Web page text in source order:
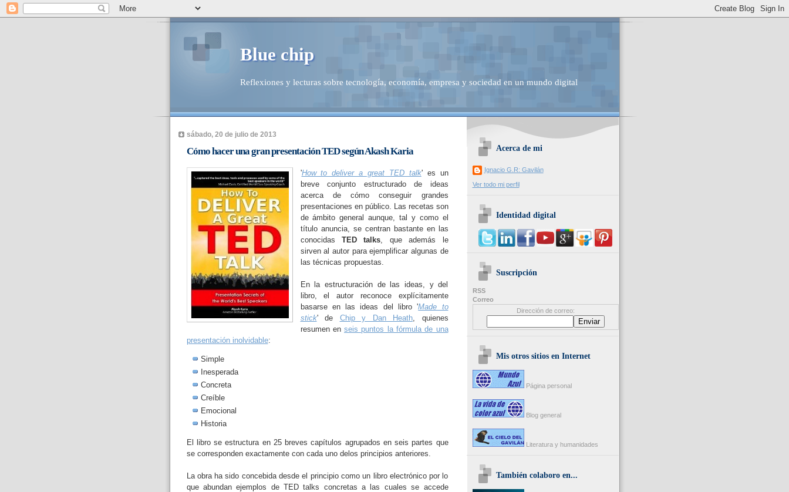
Blue chip
Reflexiones y lecturas sobre tecnología, economía, empresa y sociedad en un mundo digital
sábado, 20 de julio de 2013
Cómo hacer una gran presentación TED según Akash Karia
'How to deliver a great TED talk' es un
breve conjunto estructurado de ideas
acerca de cómo conseguir grandes
presentaciones en público. Las recetas son
de ámbito general aunque, tal y como el
título anuncia, se centran bastante en las
conocidas TED talks , que además le
sirven al autor para ejemplificar algunas de
las técnicas propuestas.
En la estructuración de las ideas, y del
libro, el autor reconoce explícitamente
basarse en las ideas del libro 'Made to
stick' de Chip y Dan Heath , quienes
resumen enseis puntos la fórmula de una
presentación inolvidable:
Simple
Inesperada
Concreta
Creíble
Emocional
Historia
El libro se estructura en 25 breves capítulos agrupados en seis partes que
se corresponden exactamente con cada uno delos principios anteriores.
La obra ha sido concebida desde el principio como un libro electrónico por lo
que abundan ejemplos de TED talks concretas a las cuales se accede
Acerca de mi
Ignacio G.R: Gavilán
Ver todo mi perfil
Identidad digital
Suscripción
RSS
Correo
Dirección de correo:
Mis otros sitios en Internet
Página personal
Blog general
Literatura y humanidades
También colaboro en...